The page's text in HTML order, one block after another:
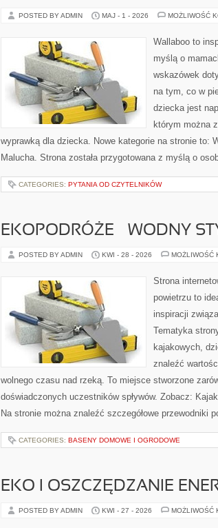
POSTED BY ADMIN MAJ - 1 - 2026 MOŻLIWOŚĆ
Wallaboo to
myślą o
wskazówek
na tym, co w
dziecka jest
którym można
wyprawką dla dziecka. Nowe kategorie na stronie to:
Malucha. Strona została przygotowana z myślą o
CATEGORIES: PYTANIA OD CZYTELNIKÓW
EKOPODRÓŻE – WODNY
POSTED BY ADMIN KWI - 28 - 2026 MOŻLIWOŚĆ
Strona
powietrzu to
inspiracji
Tematyka
kajakowych,
znaleźć
wolnego czasu nad rzeką. To miejsce stworzone
doświadczonych uczestników spływów. Zobacz:
Na stronie można znaleźć szczegółowe przewodniki
CATEGORIES: BASENY DOMOWE I OGRODOWE
EKO I OSZCZĘDZANIE
POSTED BY ADMIN KWI - 27 - 2026 MOŻLIWOŚĆ